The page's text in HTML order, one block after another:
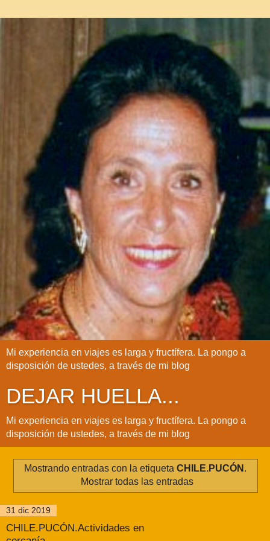
Mi experiencia en viajes es larga y fructífera. La pongo a
disposición de ustedes, a través de mi blog
DEJAR HUELLA...
Mi experiencia en viajes es larga y fructífera. La pongo a
disposición de ustedes, a través de mi blog
Mostrando entradas con la etiqueta CHILE.PUCÓN .
Mostrar todas las entradas
31 dic 2019
CHILE.PUCÓN.Actividades en